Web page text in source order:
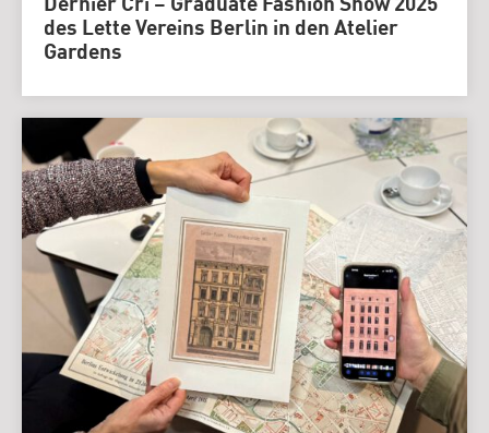
Dernier Cri – Graduate Fashion Show 2025
des Lette Vereins Berlin in den Atelier
Gardens